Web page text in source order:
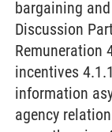
bargaining
Discussion
Remuneration
incentives
information
agency